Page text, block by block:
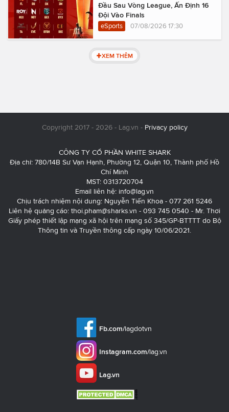
Đầu Sau Vòng League, Ấn Định 16
Đội Vào Finals
eSports 07/08/2026 17:30
XEM THÊM
Copyright 2017 - 2026 - Lag.vn - Privacy policy
CÔNG TY CỔ PHẦN WHITE SHARK
Địa chỉ: 780/14B Sư Vạn Hạnh, Phường 12, Quận 10, Thành phố Hồ
Chí Minh
MST: 0313720704
Email liên hệ: info@lag.vn
Chịu trách nhiệm nội dung: Nguyễn Tiến Khoa - 077 261 5246
Liên hệ quảng cáo: thoi.pham@sharks.vn - 093 745 0540 - Mr. Thơi
Giấy phép thiết lập mạng xã hội trên mạng số 345/GP-BTTTT do Bộ
Thông tin và Truyền thông cấp ngày 10/06/2021.
Fb.com/lagdotvn
Instagram.com/lag.vn
Lag.vn